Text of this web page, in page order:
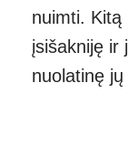
nuimti. Kitą
įsišakniję ir
nuolatinę